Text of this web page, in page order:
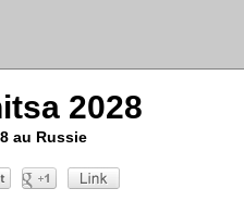
2028
au Russie